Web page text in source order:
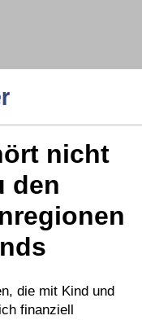
nicht
den
die mit Kind und
finanziell